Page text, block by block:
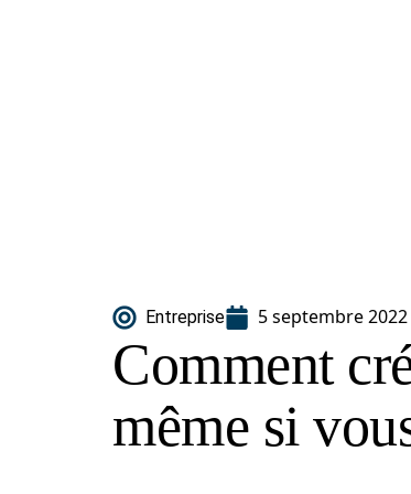
Entreprise 5 septembre 2022
Comment
même si